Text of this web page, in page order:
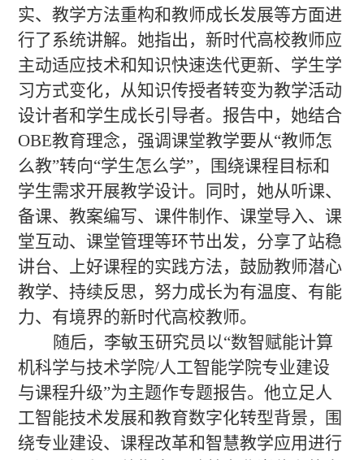
实、教学方法重构和教师成长发展等方面进
行了系统讲解。她指出，新时代高校教师应
主动适应技术和知识快速迭代更新、学生学
习方式变化，从知识传授者转变为教学活动
设计者和学生成长引导者。报告中，她结合
OBE教育理念，强调课堂教学要从“教师怎
么教”转向“学生怎么学”，围绕课程目标和
学生需求开展教学设计。同时，她从听课、
备课、教案编写、课件制作、课堂导入、课
堂互动、课堂管理等环节出发，分享了站稳
讲台、上好课程的实践方法，鼓励教师潜心
教学、持续反思，努力成长为有温度、有能
力、有境界的新时代高校教师。
随后，李敏玉研究员以“数智赋能计算
机科学与技术学院/人工智能学院专业建设
与课程升级”为主题作专题报告。他立足人
工智能技术发展和教育数字化转型背景，围
绕专业建设、课程改革和智慧教学应用进行